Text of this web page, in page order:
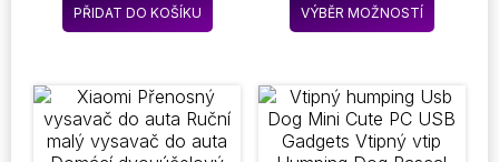
TELEFONU PRO
MOTOCYKLY 3,5-6,5
PŘIDAT DO KOŠÍKU
1M)
až
VÝBĚR MOŽNOSTÍ
produkt
variant.
lze